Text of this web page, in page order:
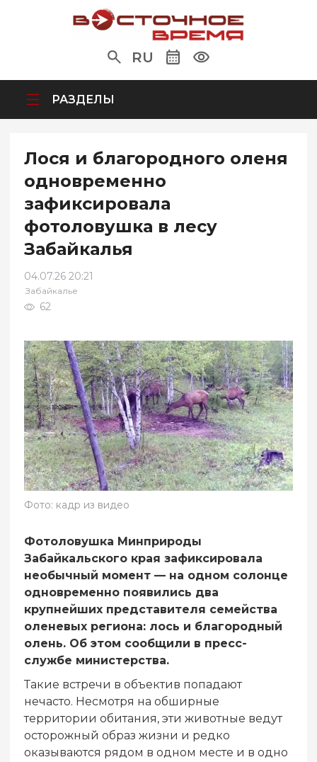
RU
РАЗДЕЛЫ
Лося и благородного оленя
одновременно
зафиксировала
фотоловушка в лесу
Забайкалья
04.07.26 20:21
Забайкалье
62
Фото: кадр из видео
Фотоловушка Минприроды
Забайкальского края зафиксировала
необычный момент — на одном солонце
одновременно появились два
крупнейших представителя семейства
оленевых региона: лось и благородный
олень. Об этом сообщили в пресс-
службе министерства.
Такие встречи в объектив попадают
нечасто. Несмотря на обширные
территории обитания, эти животные ведут
осторожный образ жизни и редко
оказываются рядом в одном месте и в одно